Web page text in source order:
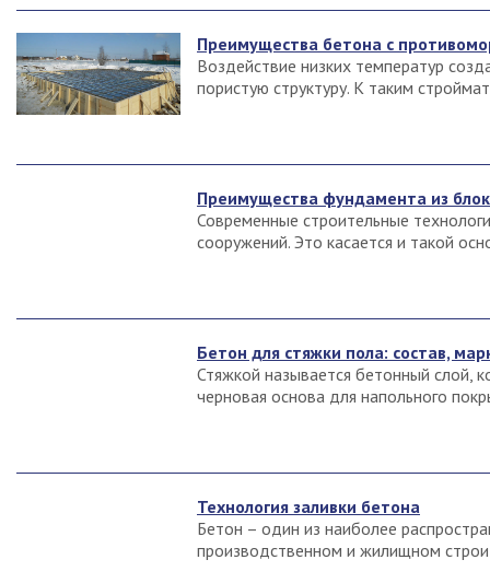
Преимущества бетона с
Воздействие низких температур
пористую структуру. К таким
Преимущества фундамента из
Современные строительные
сооружений. Это касается и такой
Бетон для стяжки пола: состав,
Стяжкой называется бетонный слой,
черновая основа для напольного
Технология заливки бетона
Бетон – один из наиболее
производственном и жилищном